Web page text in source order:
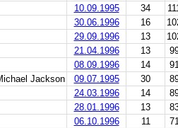
10.09.1995 34
30.06.1996 16
29.09.1996 13
21.04.1996 13
08.09.1996 14
Jackson 09.07.1995 30
24.03.1996 14
28.01.1996 13
06.10.1996 11